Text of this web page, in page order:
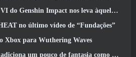
leva àquele lugar sobre o qual Mondstadt continua falando, mas nunca vimos
no último vídeo de “Fundações”
Xbox para Wuthering Waves
pouco de fantasia como temporada 10 Lançamentos